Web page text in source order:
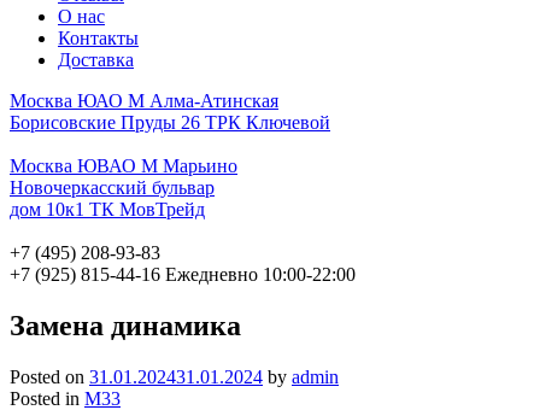
О нас
Контакты
Доставка
Москва ЮАО М Алма-Атинская
Борисовские Пруды 26 ТРК Ключевой
Москва ЮВАО М Марьино
Новочеркасский бульвар
дом 10к1 ТК МовТрейд
+7 (495) 208-93-83
+7 (925) 815-44-16 Ежедневно 10:00-22:00
Замена динамика
Posted on 31.01.202431.01.2024 by admin
Posted in M33